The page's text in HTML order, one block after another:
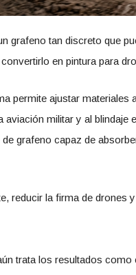
grafeno tan discreto que
en pintura para
permite ajustar materiales
militar y al blindaje
grafeno capaz de
reducir la firma de drones
trata los resultados